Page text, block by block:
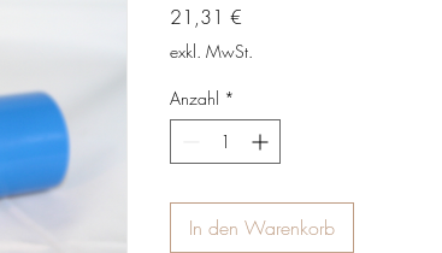
21,31 €
exkl. MwSt.
Anzahl *
In den Warenkorb